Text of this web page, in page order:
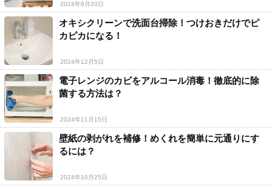
2024年9月20日
オキシクリーンで洗面台掃除！つけおきだけでピ
カピカになる！
2024年12月5日
電子レンジのカビをアルコール消毒！徹底的に除
菌する方法は？
2024年11月15日
壁紙の剥がれを補修！めくれを簡単に元通りにす
るには？
2024年10月25日